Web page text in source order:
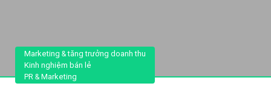
Marketing & tăng trưởng doanh thu
Kinh nghiệm bán lẻ
PR & Marketing